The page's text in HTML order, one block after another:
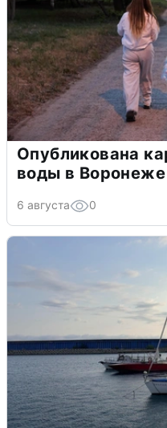
Опубликована
воды в Воронеже
6 августа 0